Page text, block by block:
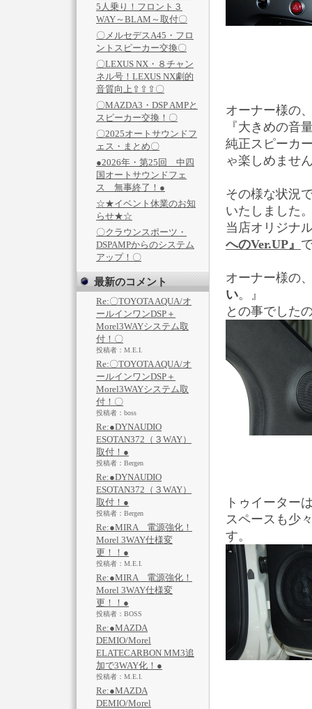
5人乗り！フロント３
WAY～BLAM～取付〇
〇メルセデスA45・フロ
ントスピーカー交換〇
〇LEXUS NX・８チャン
ネル号！LEXUS NX劇的
音質向上⇧⇧⇧〇
〇MAZDA3・DSP AMPと
スピーカー交換！〇
〇2025オートサウンドフ
ェス・まとめ〇
●2026年・第25回 中四
国オートサウンドフェ
ス 無事終了！●
☆★イベント休業のお知
らせ★☆
〇クラウンスポーツ・
DSPAMPからのシステム
アップ！〇
最新のコメント
Re:〇TOYOTA AQUA/オ
ールインワンDSP＋
Morel3WAYシステム取
付！〇
投稿者：M.E.I.
Re:〇TOYOTA AQUA/オ
ールインワンDSP＋
Morel3WAYシステム取
付！〇
投稿者：boss
Re:●DYNAUDIO
ESOTAN372（３WAY）
取付！●
投稿者：Bergen
Re:●DYNAUDIO
ESOTAN372（３WAY）
取付！●
投稿者：Bergen
Re:●MIRA 電源強化！
Morel 3WAY仕様変
更！！●
投稿者：M.E.I.
Re:●MIRA 電源強化！
Morel 3WAY仕様変
更！！●
投稿者：BOSS
Re:●MAZDA
DEMIO/Morel
ELATECARBON MM3追
加で3WAY化！●
投稿者：M.E.I.
Re:●MAZDA
DEMIO/Morel
オーナー様の
『大きめの音
純正スピーカ
ゃ楽しめませ
その様な状況
いたしました
当店オリジナ
へのVer.UP』
オーナー様の
い。』
との事でした
トゥイーター
スペースも少
す。